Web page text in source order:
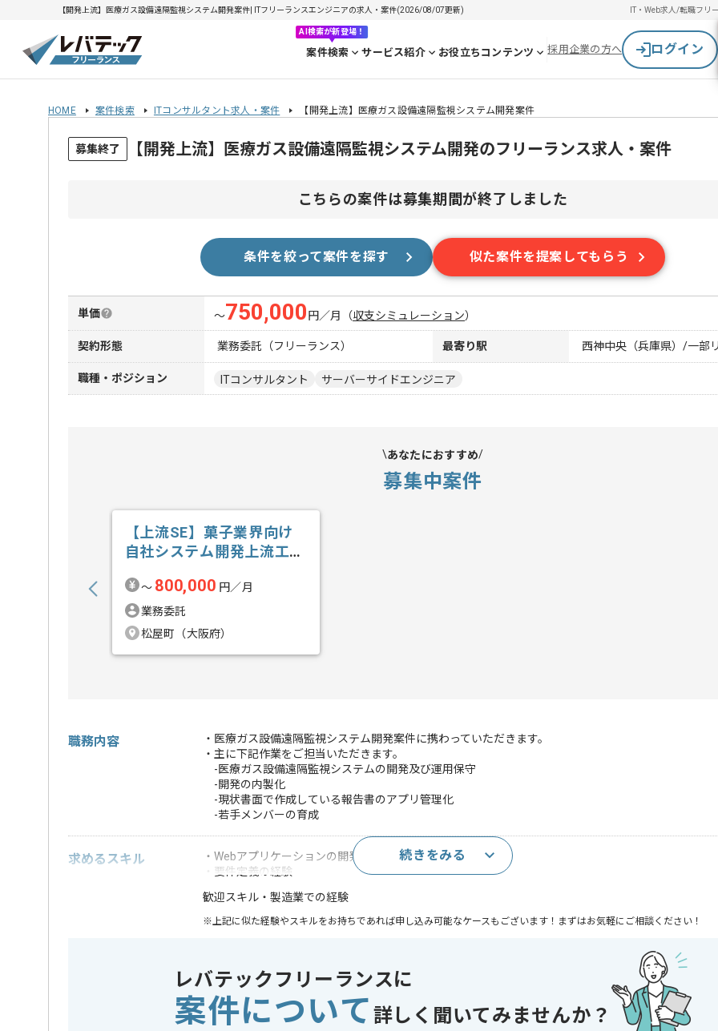
【開発上流】医療ガス設備遠隔監視システム開発案件| ITフリーランスエンジニアの求人・案件(2026/08/07更新) IT・Web求人/転職フリ
AI検索が新登場！
案件検索 サービス紹介 お役立ちコンテンツ 採用企業の方へ ログイン
HOME 案件検索 ITコンサルタント求人・案件 【開発上流】医療ガス設備遠隔監視システム開発案件
募集終了 【開発上流】医療ガス設備遠隔監視システム開発のフリーランス求人・案件
こちらの案件は募集期間が終了しました
条件を絞って案件を探す 似た案件を提案してもらう
単価 〜750,000 円／月 （収支シミュレーション）
契約形態 業務委託（フリーランス） 最寄り駅 西神中央（兵庫県）/一部
職種・ポジション ITコンサルタント サーバーサイドエンジニア
あなたにおすすめ
募集中案件
【上流SE】菓子業界向け
自社システム開発上流工程
〜 800,000 円／月
業務委託
松屋町（大阪府）
職務内容
・医療ガス設備遠隔監視システム開発案件に携わっていただきます。
・主に下記作業をご担当いただきます。
-医療ガス設備遠隔監視システムの開発及び運用保守
-開発の内製化
-現状書面で作成している報告書のアプリ管理化
-若手メンバーの育成
求めるスキル
・Webアプリケーションの開発経験
・要件定義の経験
歓迎スキル ・製造業での経験
※上記に似た経験やスキルをお持ちであれば申し込み可能なケースもございます！まずはお気軽にご相談ください！
業務内容
自社製品開発 , システム開発
特徴
20代活躍中 , 30代活躍中 , 40代活躍中 , 長期プロジェクト , BtoB向け , 新技術に積
仕事
続きをみる
レバテックフリーランスに
案件について 詳しく聞いてみませんか？